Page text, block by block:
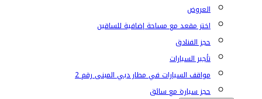
العروض
اختر مقعد مع مساحة إضافية للساقين
حجز الفنادق
تأجير السيارات
مواقف السيارات في مطار دبي المبنى رقم 2
حجز سيارة مع سائق